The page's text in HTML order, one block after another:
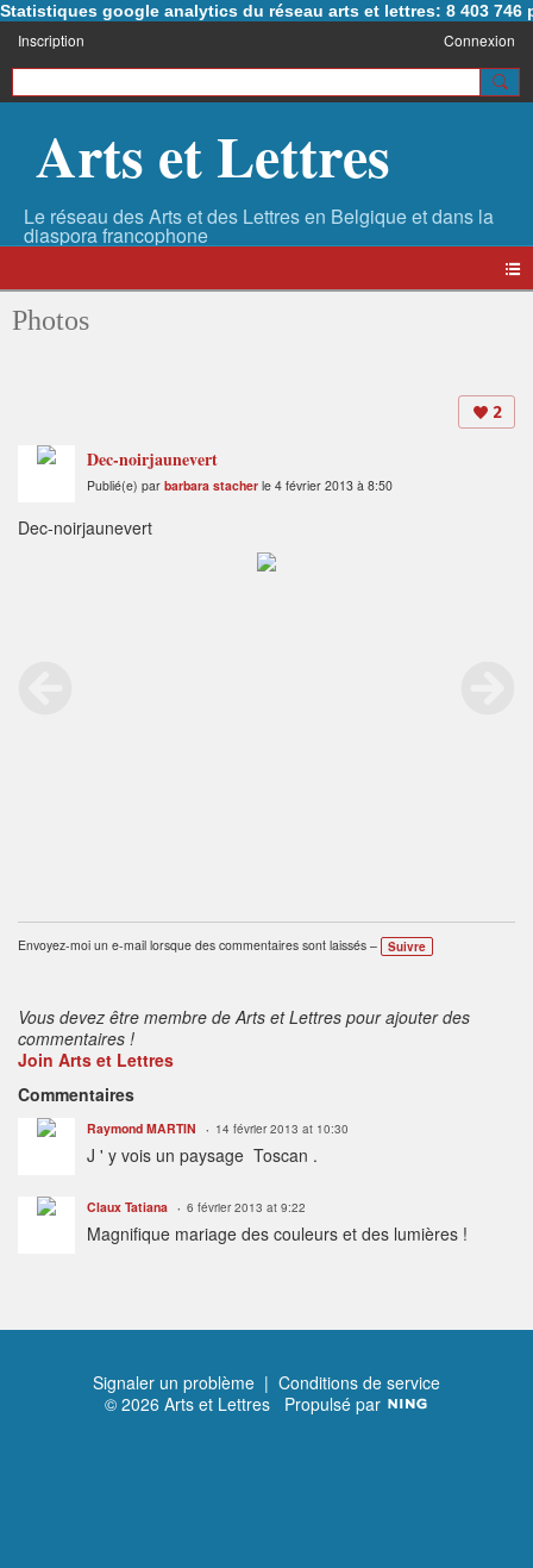
Statistiques google analytics du réseau arts et lettres: 8 403 746
Inscription Connexion
Arts et Lettres
Photos
2
Dec-noirjaunevert
Publié(e) par barbara stacher le 4 février 2013 à 8:50
Dec-noirjaunevert
Envoyez-moi un e-mail lorsque des commentaires sont laissés – Suivre
Vous devez être membre de Arts et Lettres pour ajouter des
commentaires !
Join Arts et Lettres
Commentaires
Raymond MARTIN 14 février 2013 at 10:30
J ' y vois un paysage Toscan .
Claux Tatiana 6 février 2013 at 9:22
Magnifique mariage des couleurs et des lumières !
Signaler un problème | Conditions de service
© 2026 Arts et Lettres Propulsé par